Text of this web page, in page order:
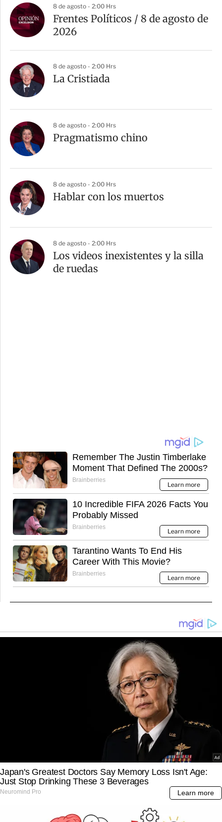
8 de agosto - 2:00 Hrs
Frentes Políticos / 8 de agosto de
2026
8 de agosto - 2:00 Hrs
La Cristiada
8 de agosto - 2:00 Hrs
Pragmatismo chino
8 de agosto - 2:00 Hrs
Hablar con los muertos
8 de agosto - 2:00 Hrs
Los videos inexistentes y la silla
de ruedas